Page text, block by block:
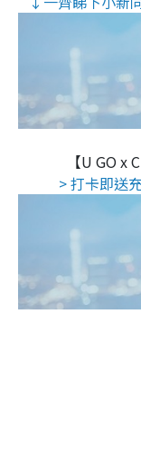
【U GO x
> 打卡即送